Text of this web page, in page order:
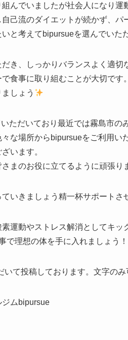
んでいましたが社会人になり
己流のダイエットが続かず、
と考えてbipursueを選んでいた
き、しっかりバランスよく適
食事に取り組むことが大切で
しょう
ただいており最近では霧島市の
な場所からbipursueをご利用い
います。
まのお役に立てるように頑張り
いきましょう精一杯サポートさ
素運動やストレス解消としてキ
で理想の体を手に入れましょう！
いて投稿しております。文字の
ムbipursue